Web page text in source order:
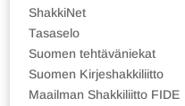
ShakkiNet
Tasaselo
Suomen tehtäväniekat
Suomen Kirjeshakkiliitto
Maailman Shakkiliitto FIDE